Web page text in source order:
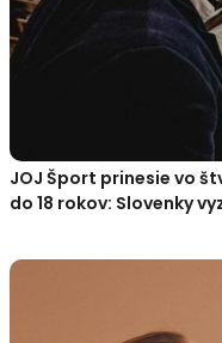
JOJ Šport prinesie vo
do 18 rokov: Slovenky